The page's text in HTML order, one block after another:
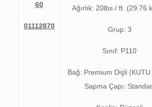
60
01112870
Ağırlık: 20lbs / ft. (29.76
Grup: 3
Sınıf: P110
Bağ: Premium Dişli (KUTU
Sapma Çapı: